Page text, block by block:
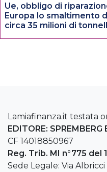
Ue, obbligo di
Europa lo smaltimento
circa 35 milioni di
Lamiafinanza.it testata
EDITORE: SPREMBERG
CF 14018850967
Reg. Trib. MI n°775 del
Sede Legale: Via Albricci